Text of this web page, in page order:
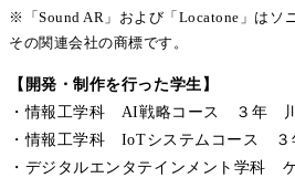
※「Sound AR」および「Locatone」はソ
その関連会社の商標です。
【開発・制作を行った学生】
・情報工学科 AI戦略コース ３年
・情報工学科 IoTシステムコース
・デジタルエンタテインメント学科